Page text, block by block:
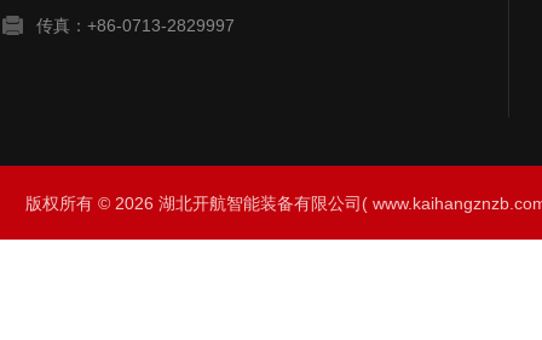
传真：+86-0713-2829997
版权所有 © 2026 湖北开航智能装备有限公司(